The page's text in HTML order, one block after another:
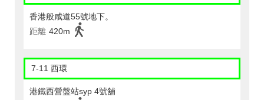
香港般咸道55號地下。
距離 420m
7-11 西環
港鐵西營盤站syp 4號舖